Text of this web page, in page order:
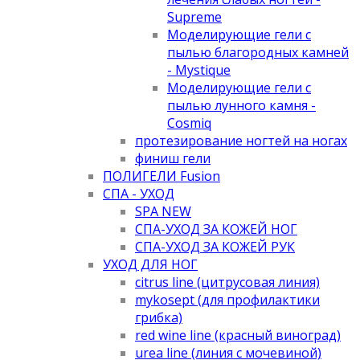
Supreme
Моделирующие гели с
пылью благородных камней
- Mystique
Моделирующие гели с
пылью лунного камня -
Cosmiq
протезирование ногтей на ногах
финиш гели
ПОЛИГЕЛИ Fusion
СПА - УХОД
SPA NEW
СПА-УХОД ЗА КОЖЕЙ НОГ
СПА-УХОД ЗА КОЖЕЙ РУК
УХОД ДЛЯ НОГ
citrus line (цитрусовая линия)
mykosept (для профилактики
грибка)
red wine line (красный виноград)
urea line (линия с мочевиной)